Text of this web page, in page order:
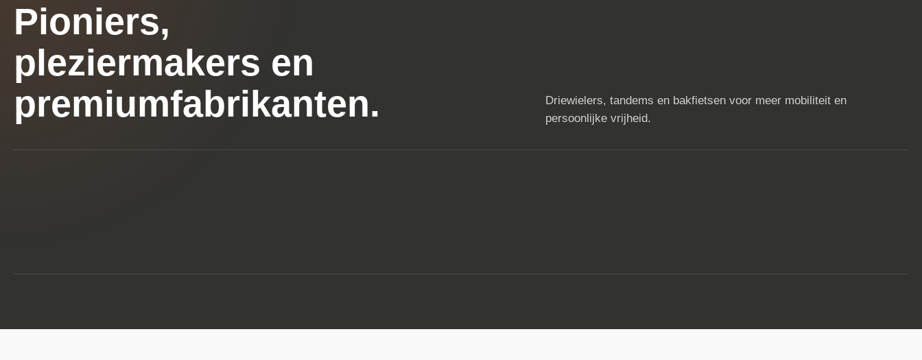
Pioniers,
pleziermakers en
premiumfabrikanten.
Driewielers, tandems en bakfietsen voor meer mobiliteit en
persoonlijke vrijheid.